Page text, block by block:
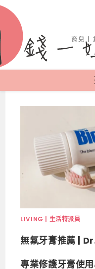
育兒 |
LIVING | 生活特派員
無氟牙膏推薦 |
專業修護牙膏使